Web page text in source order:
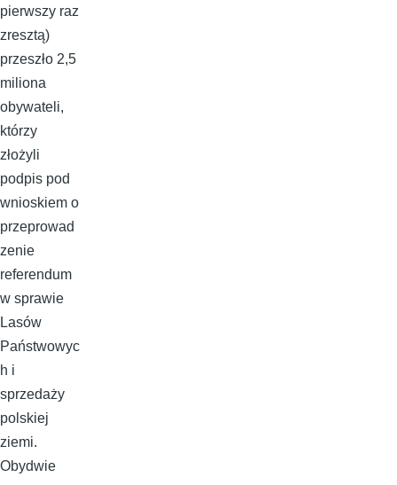
pierwszy raz
zresztą)
przeszło 2,5
miliona
obywateli,
którzy
złożyli
podpis pod
wnioskiem o
przeprowad
zenie
referendum
w sprawie
Lasów
Państwowyc
h i
sprzedaży
polskiej
ziemi.
Obydwie